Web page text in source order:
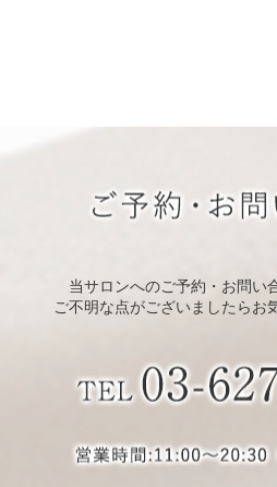
当サロンへのご予約・お問い
ご不明な点がございましたらお